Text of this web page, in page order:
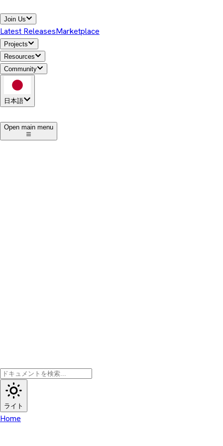
Join Us
Latest ReleasesMarketplace
Projects
Resources
Community
日本語
Open main menu
ライト
Home